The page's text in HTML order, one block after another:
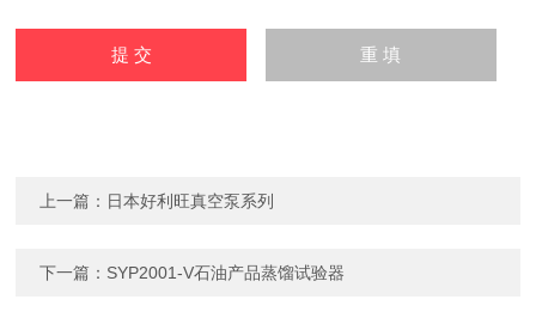
上一篇： 日本好利旺真空泵系列
下一篇： SYP2001-V石油产品蒸馏试验器